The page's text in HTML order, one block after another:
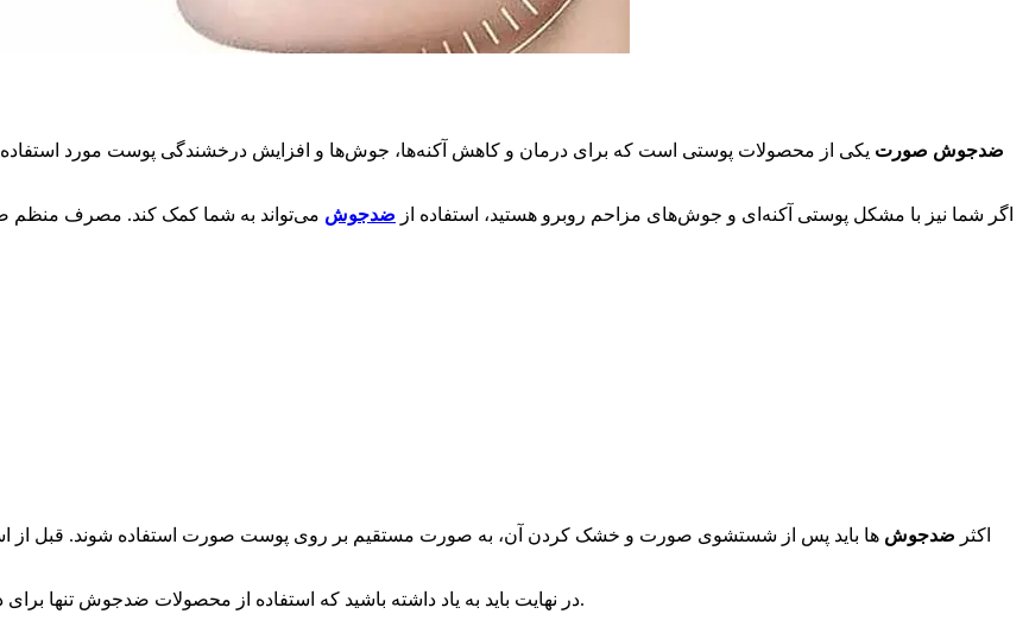
ضدجوش صورت یکی از محصولات پوستی است که برای درمان و کاهش آکنه‌ها، جوش‌ها و افزایش درخشندگی پوست مورد
اگر شما نیز با مشکل پوستی آکنه‌ای و جوش‌های مزاحم روبرو هستید، استفاده از ضدجوش می‌تواند به شما کمک کند. مصرف منظم
اکثر ضدجوش ها باید پس از شستشوی صورت و خشک کردن آن، به صورت مستقیم بر روی پوست صورت استفاده شوند. قبل از
در نهایت باید به یاد داشته باشید که استفاده از محصولات ضدجوش تنها برای درمان و کاهش آکنه‌ها نیست بلکه برای جلوگیری از تشکیل آن نیز می‌باشد.